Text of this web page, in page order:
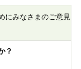
にみなさまのご意見
？